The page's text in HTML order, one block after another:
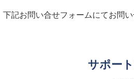
記お問い合せフォームにてお問い
サポー